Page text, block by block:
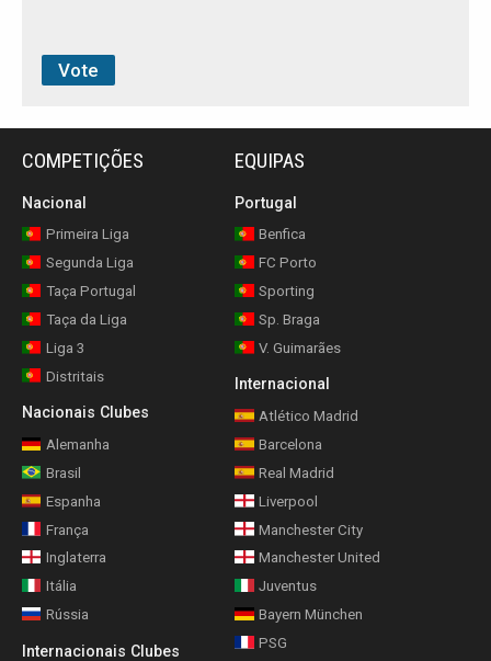
COMPETIÇÕES
Nacional
Primeira Liga
Segunda Liga
Taça Portugal
Taça da Liga
Liga 3
Distritais
Nacionais Clubes
Alemanha
Brasil
Espanha
França
Inglaterra
Itália
Rússia
Internacionais Clubes
EQUIPAS
Portugal
Benfica
FC Porto
Sporting
Sp. Braga
V. Guimarães
Internacional
Atlético Madrid
Barcelona
Real Madrid
Liverpool
Manchester City
Manchester United
Juventus
Bayern München
PSG